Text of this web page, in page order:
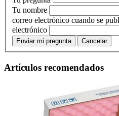
Tu nombre
correo electrónico cuando se
electrónico
Enviar mi pregunta Cancelar
Artículos recomendados